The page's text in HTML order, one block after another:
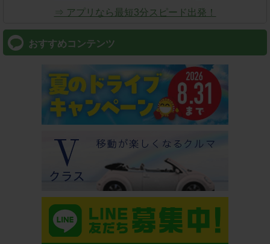
⇒ アプリなら最短3分スピード出発！
おすすめコンテンツ